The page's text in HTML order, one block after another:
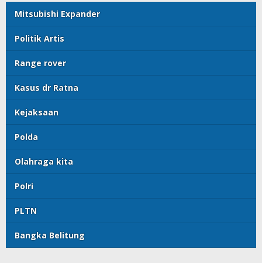
Mitsubishi Expander
Politik Artis
Range rover
Kasus dr Ratna
Kejaksaan
Polda
Olahraga kita
Polri
PLTN
Bangka Belitung